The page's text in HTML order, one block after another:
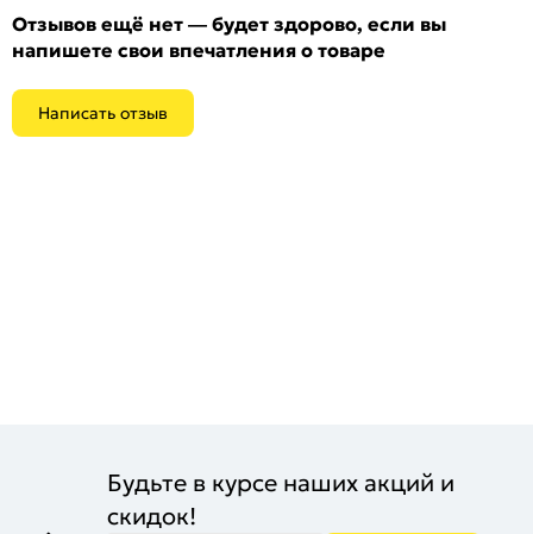
Отзывов ещё нет — будет здорово, если вы
напишете свои впечатления о товаре
Написать отзыв
Будьте в курсе наших акций и
скидок!